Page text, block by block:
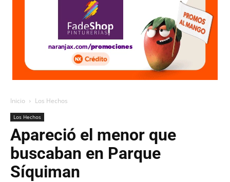
Inicio Los Hechos
Los Hechos
Apareció el menor que
buscaban en Parque
Síquiman